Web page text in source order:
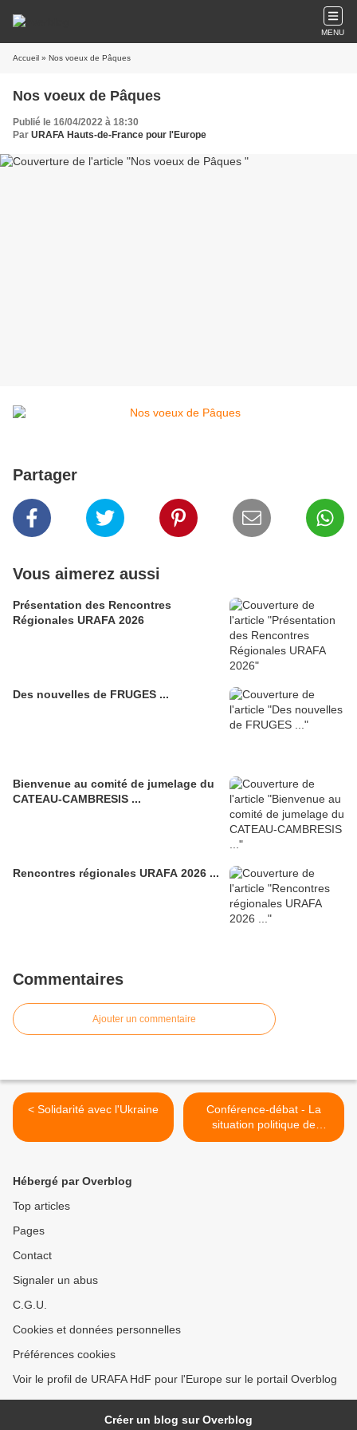
MENU
Accueil » Nos voeux de Pâques
Nos voeux de Pâques
Publié le 16/04/2022 à 18:30
Par URAFA Hauts-de-France pour l'Europe
Partager
Vous aimerez aussi
Présentation des Rencontres
Régionales URAFA 2026
Des nouvelles de FRUGES ...
Bienvenue au comité de jumelage du
CATEAU-CAMBRESIS ...
Rencontres régionales URAFA 2026 ...
Commentaires
Ajouter un commentaire
< Solidarité avec l'Ukraine
Conférence-débat - La
situation politique de
l'Allemagne actuelle >
Hébergé par Overblog
Top articles
Pages
Contact
Signaler un abus
C.G.U.
Cookies et données personnelles
Préférences cookies
Voir le profil de URAFA HdF pour l'Europe sur le portail Overblog
Créer un blog sur Overblog